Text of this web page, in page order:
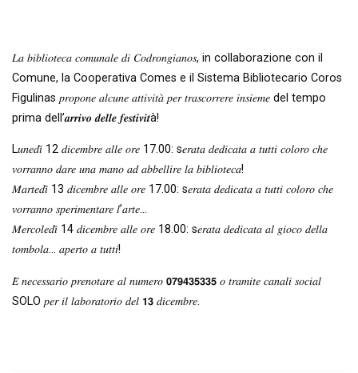
𝐿𝑎 𝑏𝑖𝑏𝑙𝑖𝑜𝑡𝑒𝑐𝑎 𝑐𝑜𝑚𝑢𝑛𝑎𝑙𝑒 𝑑𝑖 𝐶𝑜𝑑𝑟𝑜𝑛𝑔𝑖𝑎𝑛𝑜𝑠, in collaborazione con il
Comune, la Cooperativa Comes e il Sistema Bibliotecario Coros
Figulinas 𝑝𝑟𝑜𝑝𝑜𝑛𝑒 𝑎𝑙𝑐𝑢𝑛𝑒 𝑎𝑡𝑡𝑖𝑣𝑖𝑡𝑎̀ 𝑝𝑒𝑟 𝑡𝑟𝑎𝑠𝑐𝑜𝑟𝑟𝑒𝑟𝑒 𝑖𝑛𝑠𝑖𝑒𝑚𝑒 del tempo
prima dell’𝒂𝒓𝒓𝒊𝒗𝒐 𝒅𝒆𝒍𝒍𝒆 𝒇𝒆𝒔𝒕𝒊𝒗𝒊𝒕à!
L𝑢𝑛𝑒𝑑𝑖̀ 12 𝑑𝑖𝑐𝑒𝑚𝑏𝑟𝑒 𝑎𝑙𝑙𝑒 𝑜𝑟𝑒 17.00: s𝑒𝑟𝑎𝑡𝑎 𝑑𝑒𝑑𝑖𝑐𝑎𝑡𝑎 𝑎 𝑡𝑢𝑡𝑡𝑖 𝑐𝑜𝑙𝑜𝑟𝑜 𝑐ℎ𝑒
𝑣𝑜𝑟𝑟𝑎𝑛𝑛𝑜 𝑑𝑎𝑟𝑒 𝑢𝑛𝑎 𝑚𝑎𝑛𝑜 𝑎𝑑 𝑎𝑏𝑏𝑒𝑙𝑙𝑖𝑟𝑒 𝑙𝑎 𝑏𝑖𝑏𝑙𝑖𝑜𝑡𝑒𝑐𝑎!
𝑀𝑎𝑟𝑡𝑒𝑑𝑖̀ 13 𝑑𝑖𝑐𝑒𝑚𝑏𝑟𝑒 𝑎𝑙𝑙𝑒 𝑜𝑟𝑒 17.00: s𝑒𝑟𝑎𝑡𝑎 𝑑𝑒𝑑𝑖𝑐𝑎𝑡𝑎 𝑎 𝑡𝑢𝑡𝑡𝑖 𝑐𝑜𝑙𝑜𝑟𝑜 𝑐ℎ𝑒
𝑣𝑜𝑟𝑟𝑎𝑛𝑛𝑜 𝑠𝑝𝑒𝑟𝑖𝑚𝑒𝑛𝑡𝑎𝑟𝑒 𝑙’𝑎𝑟𝑡𝑒…
𝑀𝑒𝑟𝑐𝑜𝑙𝑒𝑑𝑖̀ 14 𝑑𝑖𝑐𝑒𝑚𝑏𝑟𝑒 𝑎𝑙𝑙𝑒 𝑜𝑟𝑒 18.00: s𝑒𝑟𝑎𝑡𝑎 𝑑𝑒𝑑𝑖𝑐𝑎𝑡𝑎 𝑎𝑙 𝑔𝑖𝑜𝑐𝑜 𝑑𝑒𝑙𝑙𝑎
𝑡𝑜𝑚𝑏𝑜𝑙𝑎… 𝑎𝑝𝑒𝑟𝑡𝑜 𝑎 𝑡𝑢𝑡𝑡𝑖!
𝐸̀ 𝑛𝑒𝑐𝑒𝑠𝑠𝑎𝑟𝑖𝑜 𝑝𝑟𝑒𝑛𝑜𝑡𝑎𝑟𝑒 𝑎𝑙 𝑛𝑢𝑚𝑒𝑟𝑜 𝟬𝟳𝟵𝟰𝟯𝟱𝟯𝟯𝟱 𝑜 𝑡𝑟𝑎𝑚𝑖𝑡𝑒 𝑐𝑎𝑛𝑎𝑙𝑖 𝑠𝑜𝑐𝑖𝑎𝑙
SOLO 𝑝𝑒𝑟 𝑖𝑙 𝑙𝑎𝑏𝑜𝑟𝑎𝑡𝑜𝑟𝑖𝑜 𝑑𝑒𝑙 𝟭𝟯 𝑑𝑖𝑐𝑒𝑚𝑏𝑟𝑒.